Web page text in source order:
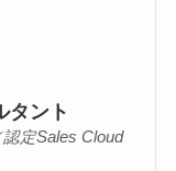
タント
定Sales Cloud